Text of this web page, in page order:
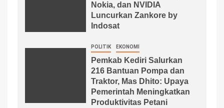
Nokia, dan NVIDIA
Luncurkan Zankore by
Indosat
POLITIK EKONOMI
Pemkab Kediri Salurkan
216 Bantuan Pompa dan
Traktor, Mas Dhito: Upaya
Pemerintah Meningkatkan
Produktivitas Petani